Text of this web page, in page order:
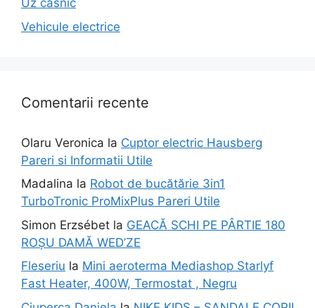
Uz casnic
Vehicule electrice
Comentarii recente
Olaru Veronica la Cuptor electric Hausberg
Pareri si Informatii Utile
Madalina la Robot de bucătărie 3in1
TurboTronic ProMixPlus Pareri Utile
Simon Erzsébet la GEACĂ SCHI PE PÂRTIE 180
ROȘU DAMĂ WED’ZE
Fleseriu la Mini aeroterma Mediashop Starlyf
Fast Heater, 400W, Termostat , Negru